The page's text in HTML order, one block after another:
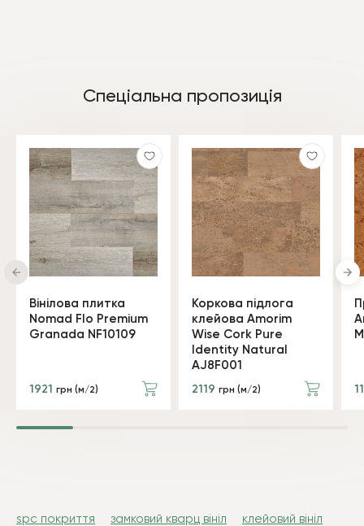
Спеціальна пропозиція
Вінілова плитка
Nomad Flo Premium
Granada NF10109
1921 грн (м/2)
Коркова підлога
клейова Amorim
Wise Cork Pure
Identity Natural
AJ8F001
2119 грн (м/2)
spc покриття замковий кварц вініл
клейовий вініл